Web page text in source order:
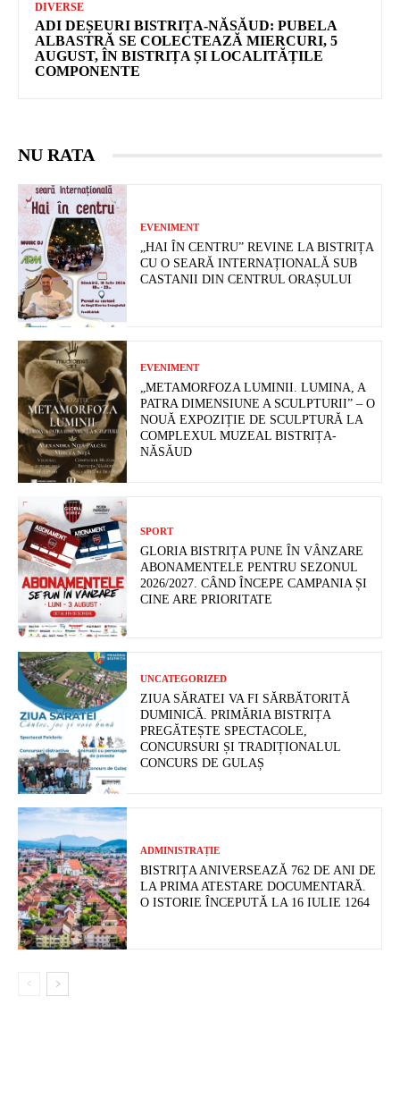
DIVERSE
ADI DEȘEURI BISTRIȚA-NĂSĂUD: PUBELA
ALBASTRĂ SE COLECTEAZĂ MIERCURI, 5
AUGUST, ÎN BISTRIȚA ȘI LOCALITĂȚILE
COMPONENTE
NU RATA
EVENIMENT
„HAI ÎN CENTRU” REVINE LA BISTRIȚA
CU O SEARĂ INTERNAȚIONALĂ SUB
CASTANII DIN CENTRUL ORAȘULUI
EVENIMENT
„METAMORFOZA LUMINII. LUMINA, A
PATRA DIMENSIUNE A SCULPTURII” – O
NOUĂ EXPOZIȚIE DE SCULPTURĂ LA
COMPLEXUL MUZEAL BISTRIȚA-
NĂSĂUD
SPORT
GLORIA BISTRIȚA PUNE ÎN VÂNZARE
ABONAMENTELE PENTRU SEZONUL
2026/2027. CÂND ÎNCEPE CAMPANIA ȘI
CINE ARE PRIORITATE
UNCATEGORIZED
ZIUA SĂRATEI VA FI SĂRBĂTORITĂ
DUMINICĂ. PRIMĂRIA BISTRIȚA
PREGĂTEȘTE SPECTACOLE,
CONCURSURI ȘI TRADIȚIONALUL
CONCURS DE GULAȘ
ADMINISTRAȚIE
BISTRIȚA ANIVERSEAZĂ 762 DE ANI DE
LA PRIMA ATESTARE DOCUMENTARĂ.
O ISTORIE ÎNCEPUTĂ LA 16 IULIE 1264